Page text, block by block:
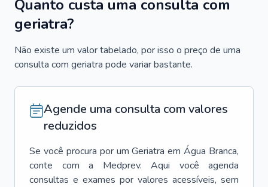
Quanto custa uma consulta com
geriatra?
Não existe um valor tabelado, por isso o preço de uma
consulta com geriatra pode variar bastante.
Agende uma consulta com valores
reduzidos
Se você procura por um Geriatra em Água Branca,
conte com a Medprev. Aqui você agenda
consultas e exames por valores acessíveis, sem